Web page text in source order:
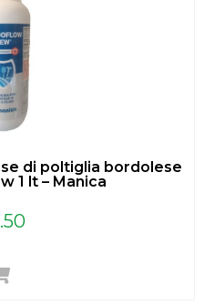
di poltiglia bordolese
1 lt – Manica